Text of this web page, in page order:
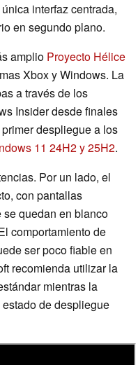
interfaz centrada,
en segundo plano.
amplio Proyecto Hélice
Xbox y Windows. La
a través de los
Insider desde finales
despliegue a los
11 24H2 y 25H2.
Por un lado, el
con pantallas
quedan en blanco
comportamiento de
ser poco fiable en
recomienda utilizar la
mientras la
de despliegue